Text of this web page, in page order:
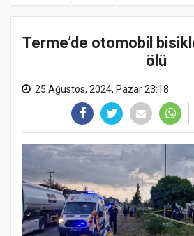
Terme’de otomobil
ölü
25 Ağustos, 2024, Pazar 23:18